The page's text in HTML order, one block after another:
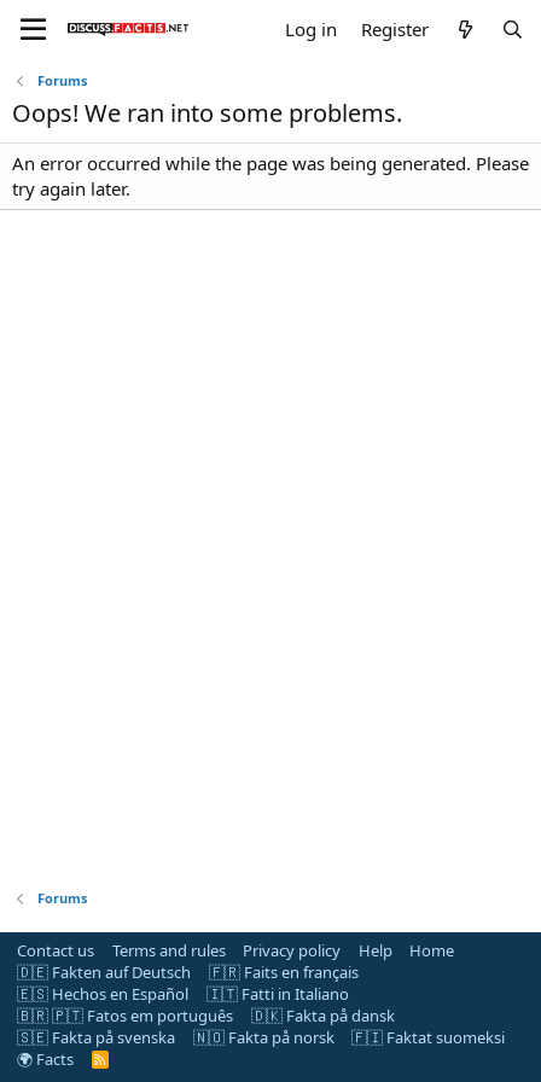
Log in Register
Forums
Oops! We ran into some problems.
An error occurred while the page was being generated. Please
try again later.
Forums
Contact us Terms and rules Privacy policy Help
Home
🇩🇪 Fakten auf Deutsch
🇫🇷 Faits en français
🇪🇸 Hechos en Español
🇮🇹 Fatti in Italiano
🇧🇷 🇵🇹 Fatos em português
🇩🇰 Fakta på dansk
🇸🇪 Fakta på svenska
🇳🇴 Fakta på norsk
🇫🇮 Faktat suomeksi
🌍 Facts
R